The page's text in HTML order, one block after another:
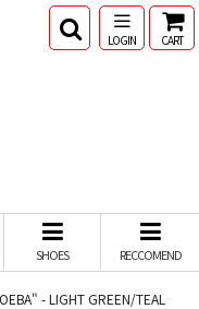
LOGIN CART
SHOES RECCOMEND
- LIGHT GREEN/TEAL